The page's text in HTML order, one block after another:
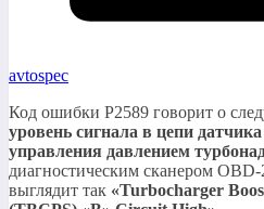
avtospec
Код ошибки P2589 говорит о
уровень сигнала в цепи датчика
управления давлением
диагностическим сканером OBD-
выглядит так «Turbocharger